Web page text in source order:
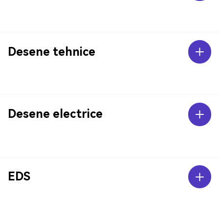
Desene tehnice
Desene electrice
EDS